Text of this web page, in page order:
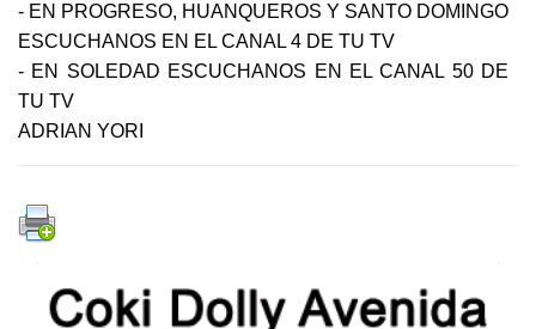
- EN PROGRESO, HUANQUEROS Y SANTO DOMINGO
ESCUCHANOS EN EL CANAL 4 DE TU TV
- EN SOLEDAD ESCUCHANOS EN EL CANAL 50 DE
TU TV
ADRIAN YORI